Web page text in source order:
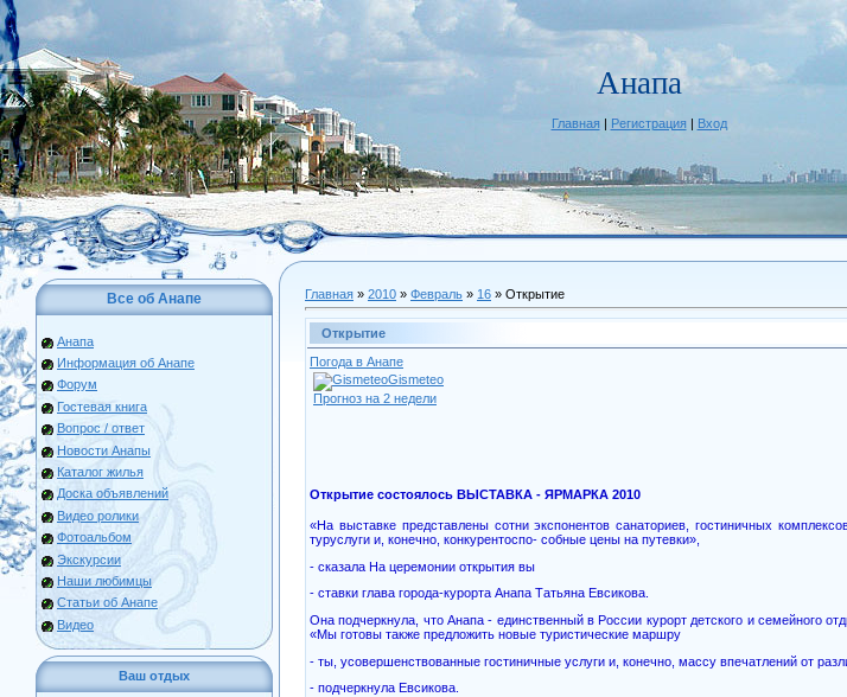
Анапа
Главная| Регистрация| Вход
Все об Анапе
Анапа
Информация об Анапе
Форум
Гостевая книга
Вопрос / ответ
Новости Анапы
Каталог жилья
Доска объявлений
Видео ролики
Фотоальбом
Экскурсии
Наши любимцы
Статьи об Анапе
Видео
Ваш отдых
Главная » 2010 » Февраль » 16 » Открытие
Открытие
Погода в Анапе
Gismeteo
Прогноз на 2 недели
Открытие состоялось ВЫСТАВКА - ЯРМАРКА 2010
«На выставке представлены сотни экспонентов санаториев, гостиничных
туруслуги и, конечно, конкурентоспо- собные цены на путевки»,
- сказала На церемонии открытия вы
- ставки глава города-курорта Анапа Татьяна Евсикова.
Она подчеркнула, что Анапа - единственный в России курорт детского и семейного
«Мы готовы также предложить новые туристические маршру
- ты, усовершенствованные гостиничные услуги и, конечно, массу впечатлений от
- подчеркнула Евсикова.